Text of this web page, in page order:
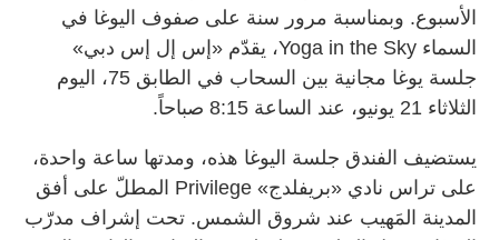
الأسبوع. وبمناسبة مرور سنة على صفوف اليوغا في
السماء Yoga in the Sky، يقدّم «إس إل إس دبي»
جلسة يوغا مجانية بين السحاب في الطابق 75، اليوم
الثلاثاء 21 يونيو، عند الساعة 8:15 صباحاً.
يستضيف الفندق جلسة اليوغا هذه، ومدتها ساعة واحدة،
على تراس نادي «بريفلدج» Privilege المطلّ على أفق
المدينة المَهيب عند شروق الشمس. تحت إشراف مدرّب